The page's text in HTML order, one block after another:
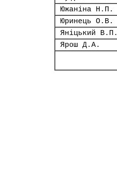
Южаніна Н.П.
Юринець О.В.
Яніцький В.П.
Ярош Д.А.